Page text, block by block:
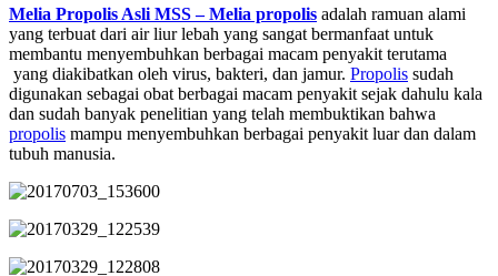
Melia Propolis Asli MSS – Melia propolis adalah ramuan alami
yang terbuat dari air liur lebah yang sangat bermanfaat untuk
membantu menyembuhkan berbagai macam penyakit terutama
yang diakibatkan oleh virus, bakteri, dan jamur. Propolis sudah
digunakan sebagai obat berbagai macam penyakit sejak dahulu kala
dan sudah banyak penelitian yang telah membuktikan bahwa
propolis mampu menyembuhkan berbagai penyakit luar dan dalam
tubuh manusia.